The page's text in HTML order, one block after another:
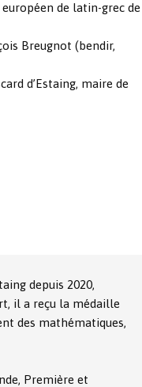
de latin-grec de
Breugnot (bendir,
d’Estaing, maire de
depuis 2020,
il a reçu la médaille
des mathématiques,
Première et